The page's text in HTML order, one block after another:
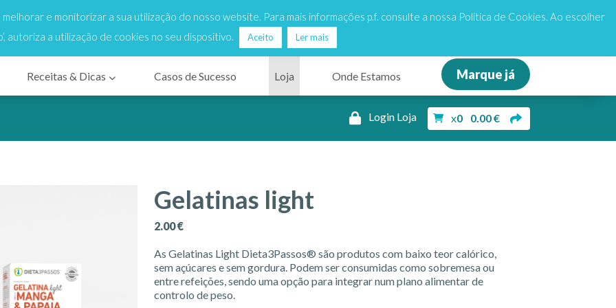
de chamada local - Dias úteis das 9h às 18h myDieta3Passos
Grátis para Portugal Continental para encomendas a partir de 25€ myDieta3Passos
Receitas & Dicas Casos de Sucesso Loja Onde Estamos Marque já
Login Loja x0 0.00€
Gelatinas light
2.00€
As Gelatinas Light Dieta3Passos® são produtos com baixo teor calórico,
sem açúcares e sem gordura. Podem ser consumidas como sobremesa ou
entre refeições, sendo uma opção para integrar num plano alimentar de
controlo de peso.
e monitorizar a sua utilização do nosso website. Para mais informações p.f. consulte a nossa Política de Cookies. Ao escolher
autoriza a utilização de cookies no seu dispositivo.
Aceito Ler mais